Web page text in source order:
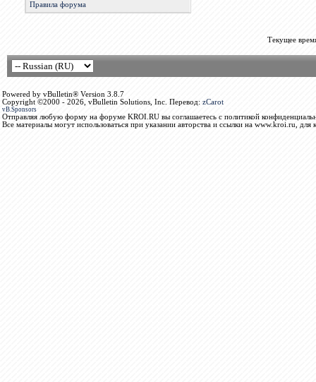
Правила форума
Текущее
Powered by vBulletin® Version 3.8.7
Copyright ©2000 - 2026, vBulletin Solutions, Inc. Перевод: zCarot
vB.Sponsors
Отправляя любую форму на форуме KROI.RU вы соглашаетесь с политикой
Все материалы могут использоваться при указании авторства и ссылки на www.kroi.ru, для